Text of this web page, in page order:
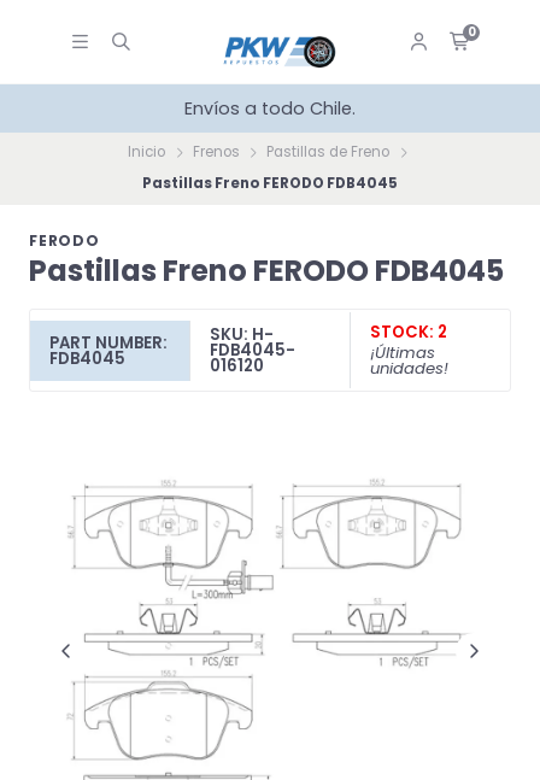
0
Envíos a todo Chile.
Inicio Frenos
Pastillas de Freno
Pastillas Freno FERODO FDB4045
FERODO
Pastillas Freno FERODO FDB4045
PART NUMBER:
FDB4045
SKU: H-
FDB4045-
016120
STOCK: 2
¡Últimas
unidades!